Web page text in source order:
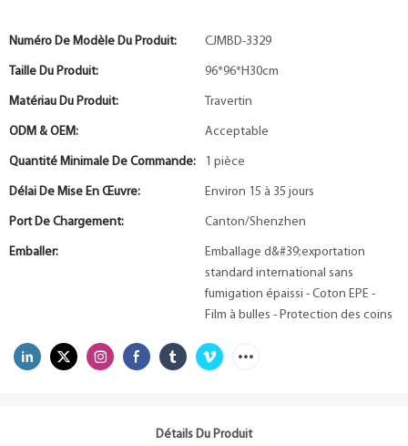
Numéro De Modèle Du Produit: CJMBD-3329
Taille Du Produit: 96*96*H30cm
Matériau Du Produit: Travertin
ODM & OEM: Acceptable
Quantité Minimale De Commande: 1 pièce
Délai De Mise En Œuvre: Environ 15 à 35 jours
Port De Chargement: Canton/Shenzhen
Emballer:
Emballage d&#39;exportation
standard international sans
fumigation épaissi - Coton EPE -
Film à bulles - Protection des coins
Détails Du Produit